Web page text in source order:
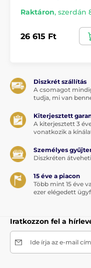
Raktáron, szerdán
26 615 Ft
Diszkrét szállítás
A csomagot
tudja, mi van
Kiterjesztett
A kiterjesztett 3
vonatkozik a
Személyes
Diszkréten
15 éve a piacon
Több mint 15 éve
ezer elégedett
Iratkozzon fel a
Ide írja az e-mail